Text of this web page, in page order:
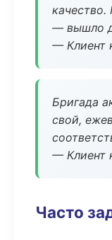
— вышло
— Клиент
Бригада
свой,
— Клиент
Часто